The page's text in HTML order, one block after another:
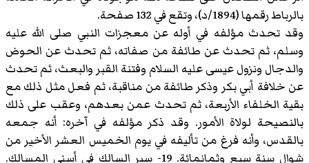
بالرباط رقمها (1894/د)، وتقع في 132 صفحة.
وقد تحدث مؤلفه في أوله عن معجزات النبي صلى الله عليه
وسلم، ثم تحدث عن طائفة من صفاته، ثم تحدث عن الحوض
والدجال ونزول عيسى عليه السلام وفتنة القبر والبعث، ثم تحدث
عن خلافة أبي بكر وذكر طائفة من مناقبة، ثم فعل مثل ذلك مع
بقية الخلفاء الأربعة، ثم تحدث عمن بعدهم، وعقب على ذلك
بالنصيحة لولاة الأمور. وقد ذكر مؤلفه في آخره: أنه جمعه
بالقدس، وأنه فرغ من تأليفه في يوم الخميس العشر الأخير من
شوال سنة سبع وثمانمائة. 19- سير السالك في أسنى المسالك.